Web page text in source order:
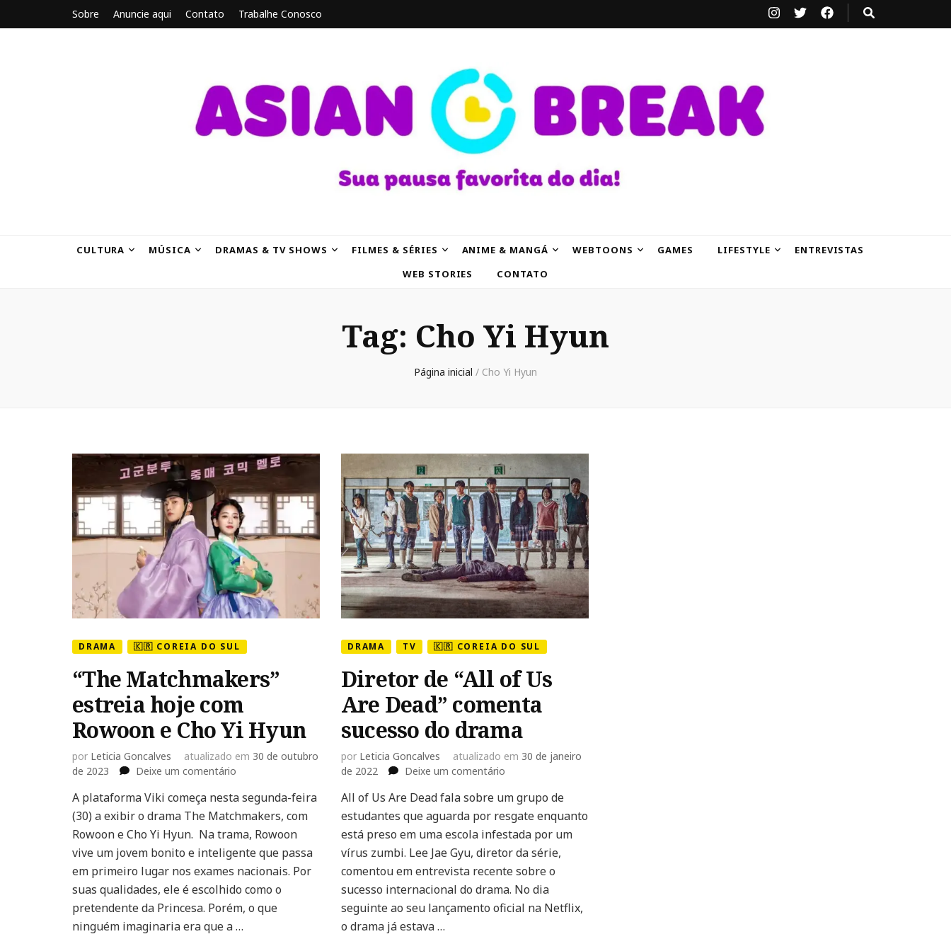
Sobre Anuncie aqui Contato Trabalhe Conosco
CULTURA MÚSICA DRAMAS & TV SHOWS FILMES & SÉRIES ANIME & MANGÁ WEBTOONS GAMES LIFESTYLE
ENTREVISTAS
WEB STORIES
CONTATO
Tag: Cho Yi Hyun
Página inicial / Cho Yi Hyun
DRAMA 🇰🇷 COREIA DO SUL
“The Matchmakers”
estreia hoje com
Rowoon e Cho Yi Hyun
por Leticia Goncalves atualizado em 30 de outubro
de 2023
Deixe um comentário
Matchmakers”
estreia
hoje
com
Rowoon
e
Cho
Yi
A plataforma Viki começa nesta segunda-feira
(30) a exibir o drama The Matchmakers, com
Rowoon e Cho Yi Hyun. Na trama, Rowoon
vive um jovem bonito e inteligente que passa
em primeiro lugar nos exames nacionais. Por
suas qualidades, ele é escolhido como o
pretendente da Princesa. Porém, o que
ninguém imaginaria era que a …
DRAMA TV 🇰🇷 COREIA DO SUL
Diretor de “All of Us
Are Dead” comenta
sucesso do drama
por Leticia Goncalves atualizado em 30 de janeiro
de 2022
Deixe um comentárioem
de
“All
of
Are
Dead”
comenta
sucesso
All of Us Are Dead fala sobre um grupo de
estudantes que aguarda por resgate enquanto
está preso em uma escola infestada por um
vírus zumbi. Lee Jae Gyu, diretor da série,
comentou em entrevista recente sobre o
sucesso internacional do drama. No dia
seguinte ao seu lançamento oficial na Netflix,
o drama já estava …